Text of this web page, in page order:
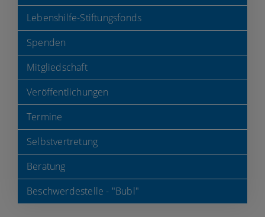
Lebenshilfe-Stiftungsfonds
Spenden
Mitgliedschaft
Veröffentlichungen
Termine
Selbstvertretung
Beratung
Beschwerdestelle - "Bubl"